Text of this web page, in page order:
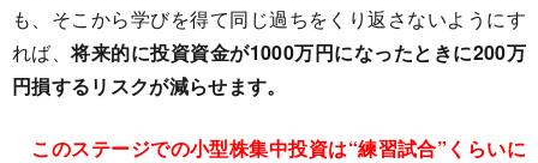
も、そこから学びを得て同じ過ちをくり返さないようにす
れば、将来的に投資資金が1000万円になったときに200万
円損するリスクが減らせます。
このステージでの小型株集中投資は“練習試合”くらいに